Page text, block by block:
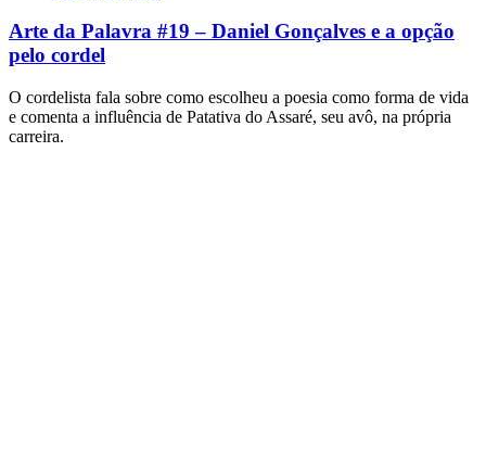
Arte da Palavra #19 – Daniel Gonçalves e a opção
pelo cordel
O cordelista fala sobre como escolheu a poesia como forma de vida
e comenta a influência de Patativa do Assaré, seu avô, na própria
carreira.